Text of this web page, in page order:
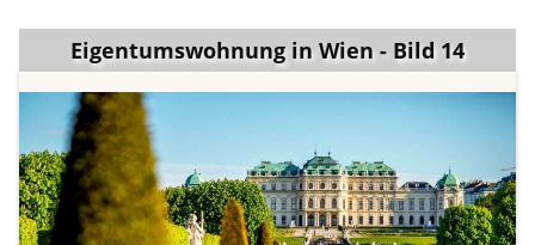
Eigentumswohnung in Wien - Bild 14